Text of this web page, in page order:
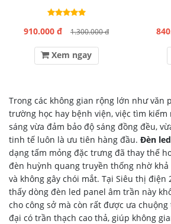
910.000 đ 1.300.000 đ
Xem ngay
Trong các không gian rộng lớn như văn
trường học hay bệnh viện, việc tìm
sáng vừa đảm bảo độ sáng đồng đều,
tinh tế luôn là ưu tiên hàng đầu. Đèn
dạng tấm mỏng đặc trưng đã thay thế
đèn huỳnh quang truyền thống nhờ
và không gây chói mắt. Tại Siêu thị điện
thấy dòng đèn led panel âm trần này
cho công sở mà còn rất được ưa
đại có trần thạch cao thả, giúp không